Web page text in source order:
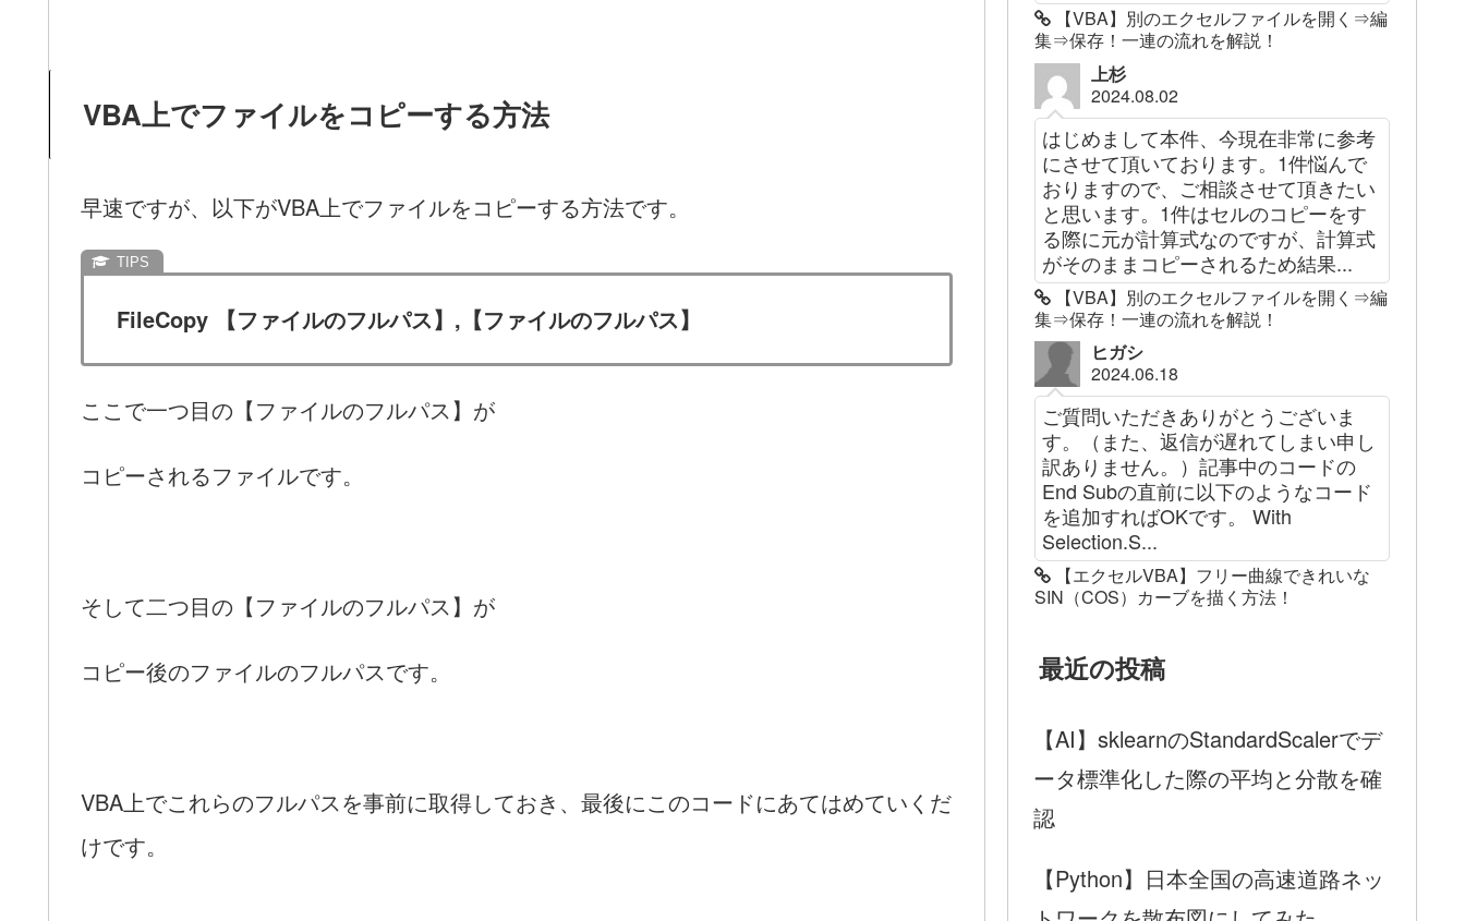
VBA上でファイルをコピーする方法
早速ですが、以下がVBA上でファイルをコピーする方法です。
FileCopy 【ファイルのフルパス】,【ファイルのフルパス】
ここで一つ目の【ファイルのフルパス】が
コピーされるファイルです。
そして二つ目の【ファイルのフルパス】が
コピー後のファイルのフルパスです。
VBA上でこれらのフルパスを事前に取得しておき、最後にこのコードにあてはめていくだ
けです。
【VBA】別のエクセルファイルを開く⇒編
集⇒保存！一連の流れを解説！
上杉
2024.08.02
はじめまして本件、今現在非常に参考
にさせて頂いております。1件悩んで
おりますので、ご相談させて頂きたい
と思います。1件はセルのコピーをす
る際に元が計算式なのですが、計算式
がそのままコピーされるため結果...
【VBA】別のエクセルファイルを開く⇒編
集⇒保存！一連の流れを解説！
ヒガシ
2024.06.18
ご質問いただきありがとうございま
す。（また、返信が遅れてしまい申し
訳ありません。）記事中のコードの
End Subの直前に以下のようなコード
を追加すればOKです。 With
Selection.S...
【エクセルVBA】フリー曲線できれいな
SIN（COS）カーブを描く方法！
最近の投稿
【AI】sklearnのStandardScalerでデ
ータ標準化した際の平均と分散を確
認
【Python】日本全国の高速道路ネッ